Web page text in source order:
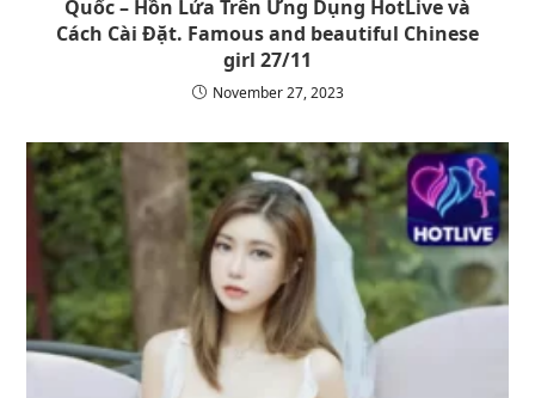
Quốc – Hồn Lửa Trên Ứng Dụng HotLive và
Cách Cài Đặt. Famous and beautiful Chinese
girl 27/11
November 27, 2023